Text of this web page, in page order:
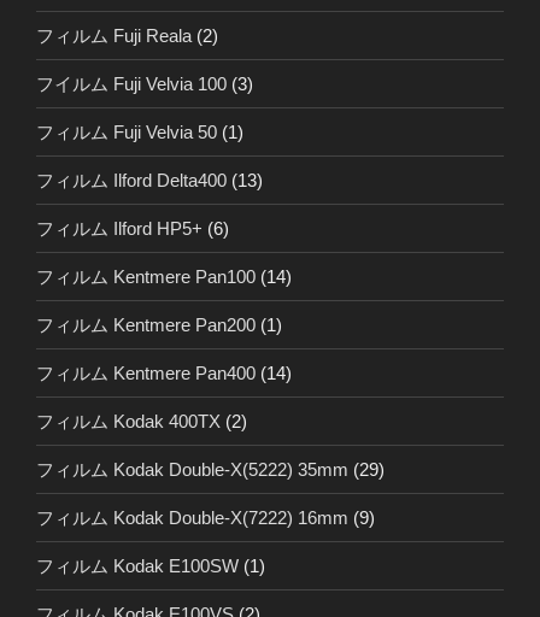
フィルム Fuji Reala (2)
フイルム Fuji Velvia 100 (3)
フィルム Fuji Velvia 50 (1)
フィルム Ilford Delta400 (13)
フィルム Ilford HP5+ (6)
フィルム Kentmere Pan100 (14)
フィルム Kentmere Pan200 (1)
フィルム Kentmere Pan400 (14)
フィルム Kodak 400TX (2)
フィルム Kodak Double-X(5222) 35mm (29)
フィルム Kodak Double-X(7222) 16mm (9)
フィルム Kodak E100SW (1)